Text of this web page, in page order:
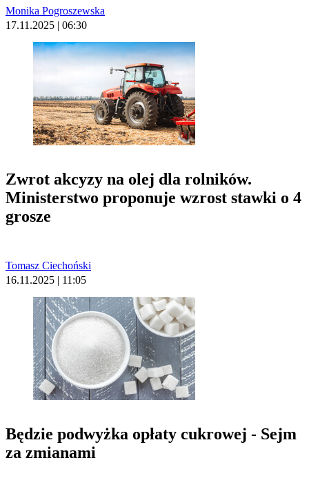
Monika Pogroszewska
17.11.2025 | 06:30
Zwrot akcyzy na olej dla rolników.
Ministerstwo proponuje wzrost stawki o 4
grosze
Tomasz Ciechoński
16.11.2025 | 11:05
Będzie podwyżka opłaty cukrowej - Sejm
za zmianami